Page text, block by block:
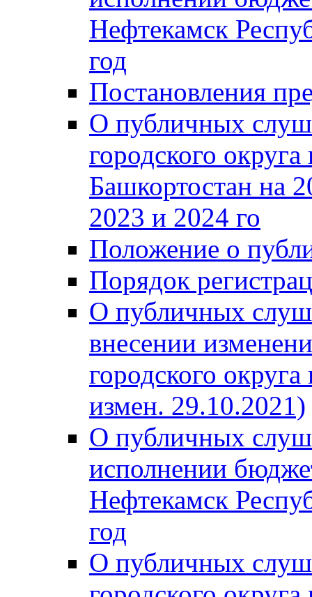
Нефтекамск
год
Постановления
О публичных
городского
Башкортостан на
2023 и 2024 го
Положение о
Порядок
О публичных
внесении
городского
измен. 29.10.2021)
О публичных
исполнении
Нефтекамск
год
О публичных